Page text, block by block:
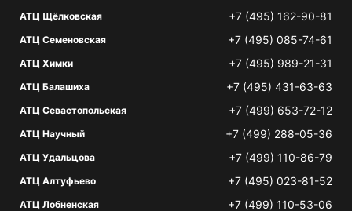
АТЦ Щёлковская +7 (495) 162-90-81
АТЦ Семеновская +7 (495) 085-74-61
АТЦ Химки +7 (495) 989-21-31
АТЦ Балашиха +7 (495) 431-63-63
АТЦ Севастопольская +7 (499) 653-72-12
АТЦ Научный +7 (499) 288-05-36
АТЦ Удальцова +7 (499) 110-86-79
АТЦ Алтуфьево +7 (495) 023-81-52
АТЦ Лобненская +7 (499) 110-53-06